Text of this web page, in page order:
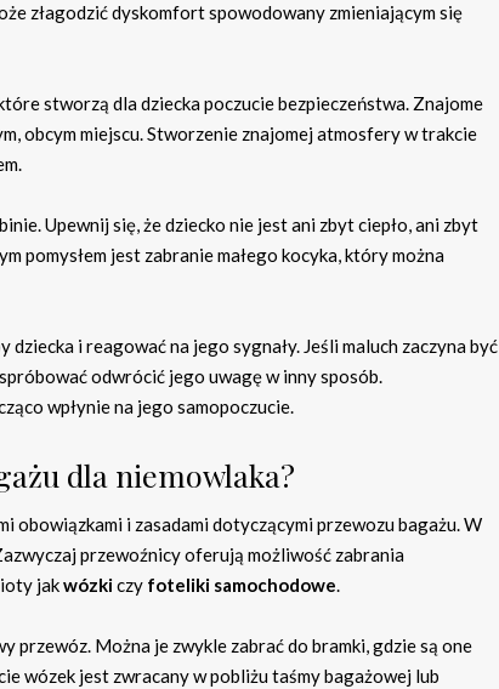
złagodzić dyskomfort spowodowany zmieniającym się
stworzą dla dziecka poczucie bezpieczeństwa. Znajome
obcym miejscu. Stworzenie znajomej atmosfery w trakcie
Upewnij się, że dziecko nie jest ani zbyt ciepło, ani zbyt
pomysłem jest zabranie małego kocyka, który można
i reagować na jego sygnały. Jeśli maluch zaczyna być
odwrócić jego uwagę w inny sposób.
wpłynie na jego samopoczucie.
dla niemowlaka?
obowiązkami i zasadami dotyczącymi przewozu bagażu. W
przewoźnicy oferują możliwość zabrania
jakwózkiczy foteliki samochodowe.
przewóz. Można je zwykle zabrać do bramki, gdzie są one
wózek jest zwracany w pobliżu taśmy bagażowej lub